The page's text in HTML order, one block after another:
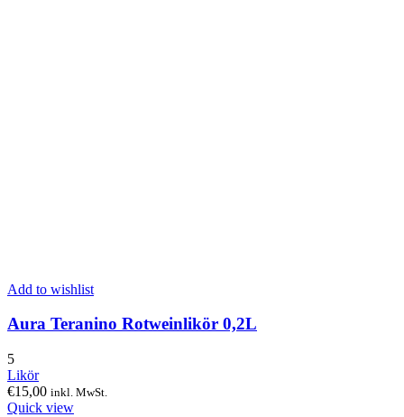
Add to wishlist
Aura Teranino Rotweinlikör 0,2L
5
Likör
€15,00 inkl. MwSt.
Quick view